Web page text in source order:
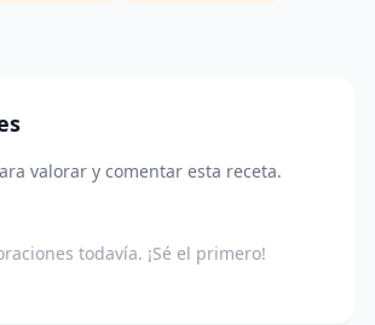
valorar y comentar esta receta.
todavía. ¡Sé el primero!